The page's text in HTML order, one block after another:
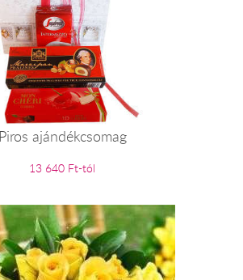
Piros ajándékcsomag
13 640 Ft-tól